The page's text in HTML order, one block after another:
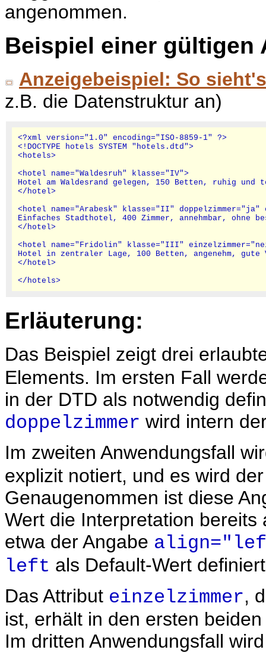
angenommen.
Beispiel einer gültigen
Anzeigebeispiel: So
z.B. die Datenstruktur an)
<?xml version="1.0" encoding="ISO-8859-1" ?>
<!DOCTYPE hotels SYSTEM "hotels.dtd">
<hotels>
<hotel name="Waldesruh" klasse="IV">
Hotel am Waldesrand gelegen, 150 Betten, ruhig und
</hotel>
<hotel name="Arabesk" klasse="II" doppelzimmer="ja"
Einfaches Stadthotel, 400 Zimmer, annehmbar, ohne
</hotel>
<hotel name="Fridolin" klasse="III"
Hotel in zentraler Lage, 100 Betten, angenehm, gute
</hotel>
Erläuterung:
Das Beispiel zeigt drei
Elements. Im ersten Fall
in der DTD als notwendig
doppelzimmer wird intern
Im zweiten Anwendungsfall
explizit notiert, und es wird
Genaugenommen ist diese
Wert die Interpretation
etwa der Angabe
left als Default-Wert
Das Attribut einzelzimmer,
ist, erhält in den ersten
Im dritten Anwendungsfall